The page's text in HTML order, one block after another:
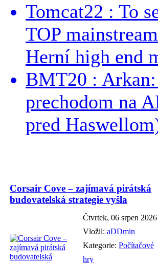
Tomcat22 : To
TOP
Herní high end
BMT20 :
prechodom na
pred
Corsair Cove – zajímavá pirátská
budovatelská strategie vyšla
Čtvrtek, 06 srpen 2026
Vložil: aDDmin
Kategorie: Počítačové
hry